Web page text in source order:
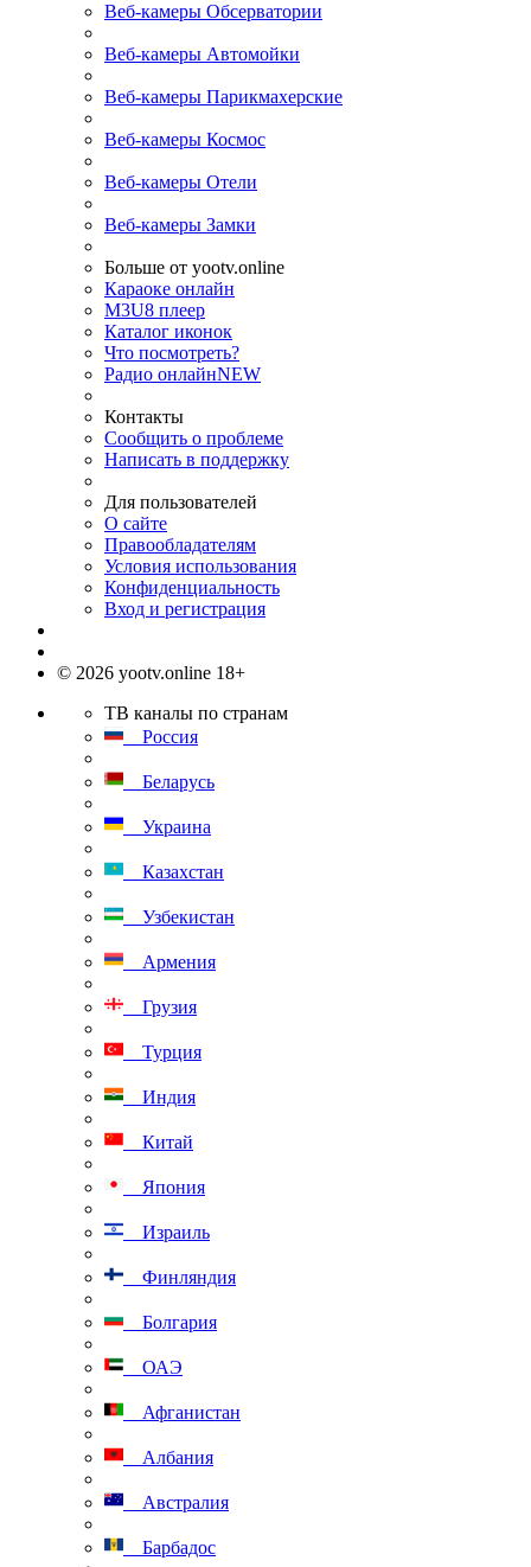
Веб-камеры Обсерватории
Веб-камеры Автомойки
Веб-камеры Парикмахерские
Веб-камеры Космос
Веб-камеры Отели
Веб-камеры Замки
Больше от yootv.online
Караоке онлайн
M3U8 плеер
Каталог иконок
Что посмотреть?
Радио онлайнNEW
Контакты
Сообщить о проблеме
Написать в поддержку
Для пользователей
О сайте
Правообладателям
Условия использования
Конфиденциальность
Вход и регистрация
© 2026 yootv.online 18+
ТВ каналы по странам
Россия
Беларусь
Украина
Казахстан
Узбекистан
Армения
Грузия
Турция
Индия
Китай
Япония
Израиль
Финляндия
Болгария
ОАЭ
Афганистан
Албания
Австралия
Барбадос